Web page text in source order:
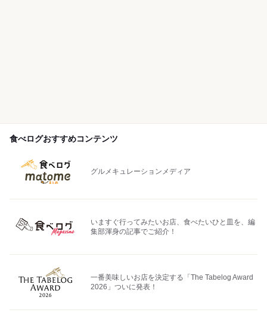
食べログおすすめコンテンツ
グルメキュレーションメディア
いますぐ行ってみたいお店、食べたいひと皿を、編
集部渾身の記事でご紹介！
一番美味しいお店を決定する「The Tabelog Award
2026」ついに発表！